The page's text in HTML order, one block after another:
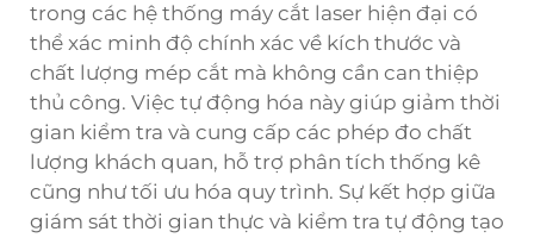
trong các hệ thống máy cắt laser hiện đại có
thể xác minh độ chính xác về kích thước và
chất lượng mép cắt mà không cần can thiệp
thủ công. Việc tự động hóa này giúp giảm thời
gian kiểm tra và cung cấp các phép đo chất
lượng khách quan, hỗ trợ phân tích thống kê
cũng như tối ưu hóa quy trình. Sự kết hợp giữa
giám sát thời gian thực và kiểm tra tự động tạo